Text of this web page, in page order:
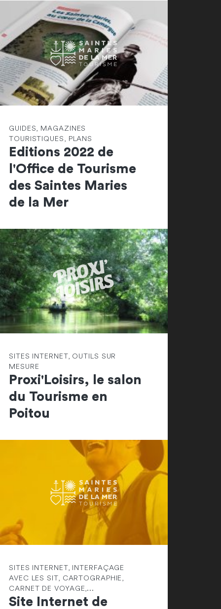
GUIDES, MAGAZINES
TOURISTIQUES, PLANS
Editions 2022 de
l'Office de Tourisme
des Saintes Maries
de la Mer
SITES INTERNET, OUTILS SUR
MESURE
Proxi'Loisirs, le salon
du Tourisme en
Poitou
SITES INTERNET, INTERFAÇAGE
AVEC LES SIT, CARTOGRAPHIE,
CARNET DE VOYAGE,...
Site Internet de